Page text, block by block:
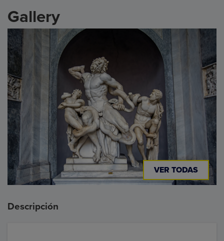
Gallery
VER TODAS
Descripción